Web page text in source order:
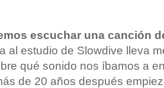
escuchar una canción
al estudio de Slowdive lleva
qué sonido nos íbamos a
de 20 años después